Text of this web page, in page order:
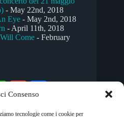
Consenso
tecnologie come i cookie per
- May 22nd, 2018
Eye - May 2nd, 2018
- April 11th, 2018
Come - February
W G